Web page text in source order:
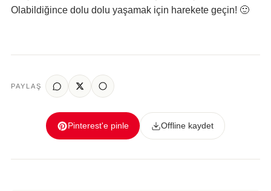
Olabildiğince dolu dolu yaşamak için harekete geçin! 🙂
PAYLAŞ
Pinterest'e pinle Offline kaydet